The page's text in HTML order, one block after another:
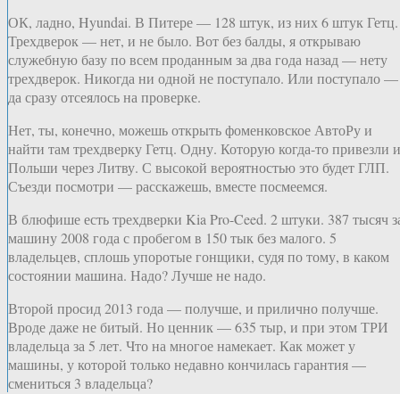
ОК, ладно, Hyundai. В Питере — 128 штук, из них 6 штук Гетц.
Трехдверок — нет, и не было. Вот без балды, я открываю
служебную базу по всем проданным за два года назад — нету
трехдверок. Никогда ни одной не поступало. Или поступало —
да сразу отсеялось на проверке.
Нет, ты, конечно, можешь открыть фоменковское АвтоРу и
найти там трехдверку Гетц. Одну. Которую когда-то привезли
Польши через Литву. С высокой вероятностью это будет ГЛП.
Съезди посмотри — расскажешь, вместе посмеемся.
В блюфише есть трехдверки Kia Pro-Ceed. 2 штуки. 387 тысяч
машину 2008 года с пробегом в 150 тык без малого. 5
владельцев, сплошь упоротые гонщики, судя по тому, в каком
состоянии машина. Надо? Лучше не надо.
Второй просид 2013 года — получше, и прилично получше.
Вроде даже не битый. Но ценник — 635 тыр, и при этом ТРИ
владельца за 5 лет. Что на многое намекает. Как может у
машины, у которой только недавно кончилась гарантия —
смениться 3 владельца?